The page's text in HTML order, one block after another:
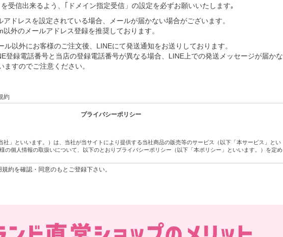
を受信出来るよう、｢ドメイン指定受信」の設定を必ずお願いいたします｡
ドレスを設定されている場合、メールが届かない場合がございます。
外のメールアドレス登録を推奨しております。
以外にお客様のご注文後、LINEにて発送通知をお送りしております。
登録電話番号と当店の登録電話番号が異なる場合、LINE上での発送メッセージが届かな
ますのでご注意ください。
約
プライバシーポリシー
社」といいます。）は、当社が当サイトにより提供する当社商品の販売等のサービス（以下「本サービス」とい
の個人情報の取扱いについて、以下のとおりプライバシーポリシー（以下「本ポリシー」といいます。）を定め
のサービスに対するご意見やご感想のご提供をお願いするため。
に適合した情報発信やサービスを提供・表示するため。
約を確認・同意のもとご登録下さい。